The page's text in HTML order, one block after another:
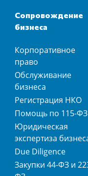
Сопровождение
бизнеса
Корпоративное
право
Обслуживание
бизнеса
Регистрация НКО
Помощь по 115-ФЗ
Юридическая
экспертиза
Due Diligence
Закупки 44-ФЗ и